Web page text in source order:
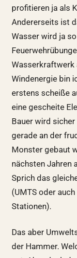
profitieren ja als
Andererseits ist
Wasser wird ja
Wasserkraftwerk
Windenergie bin
erstens scheiße
eine gescheite
Bauer wird
gerade an der
Monster gebaut
nächsten Jahren
Sprich das
(UMTS oder
Stationen).
Das aber
der Hammer.